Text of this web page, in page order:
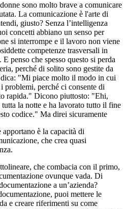
sono molto brave a comunicare
La comunicazione è l'arte di
giusto? Senza l’intelligenza
concetti abbiano un senso per
si interrompe e il lavoro non viene
competenze trasversali in
penso che spesso questo si perda
perché di solito sono gestite da
dica: "Mi piace molto il modo in cui
problemi, perché ci consente di
rapida." Dicono piuttosto: "Ehi,
la notte e ha lavorato tutto il fine
codice." Ma direi sicuramente
è la capacità di
che crea quasi
che combacia con il primo,
ovunque vada. Di
a un’azienda?
puoi mettere le
e creare riferimenti su come